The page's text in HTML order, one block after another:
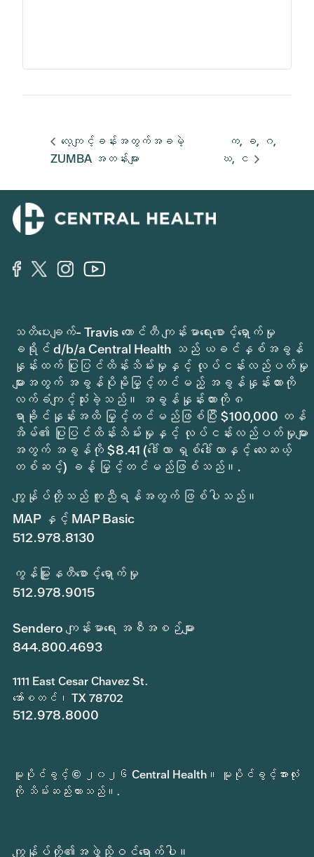
လေ့ကျင့်ခန်းအတွက်အခမဲ့
ZUMBA အတန်းများ
က, ခ, ဂ,
ဃ, င
သတိပေးချက်- Travis ကောင်တီ ကျန်းမာရေးစောင့်ရှောက်မှု
ခရိုင် d/b/a Central Health သည် ယခင်နှစ်အခွန်
နှုန်းထက် ပြုပြင်ထိန်းသိမ်းမှုနှင့် လုပ်ငန်းလည်ပတ်မှု
များအတွက် အခွန်ပိုမိုမြှင့်တင်မည့် အခွန်နှုန်းထားကို
လက်ခံကျင့်သုံးခဲ့သည်။ အခွန်နှုန်းထားကို ၈
ရာခိုင်နှုန်းအထိ မြှင့်တင်မည်ဖြစ်ပြီး $100,000 တန်
အိမ်၏ ပြုပြင်ထိန်းသိမ်းမှုနှင့် လုပ်ငန်းလည်ပတ်မှုများ
အတွက် အခွန်ကို $8.41 (ဒေါ်လာ ရှစ်ဒေါ်လာနှင့် လေးဆယ့်
တစ်ဆင့်) ခန့် မြှင့်တင်မည်ဖြစ်သည်။.
ကျွန်ုပ်တို့သည် ကူညီရန်အတွက် ဖြစ်ပါသည်။
MAP နှင့် MAP Basic
512.978.8130
ကွန်မြူနတီစောင့်ရှောက်မှု
512.978.9015
Sendero ကျန်းမာရေး အစီအစဉ်များ
844.800.4693
1111 East Cesar Chavez St.
အော်စတင်၊ TX 78702
512.978.8000
မူပိုင်ခွင့် © ၂၀၂၆ Central Health။ မူပိုင်ခွင့်အားလုံး
ကို သိမ်းဆည်းထားသည်။.
ကျွန်ုပ်တို့၏အဖွဲ့သို့ဝင်ရောက်ပါ။